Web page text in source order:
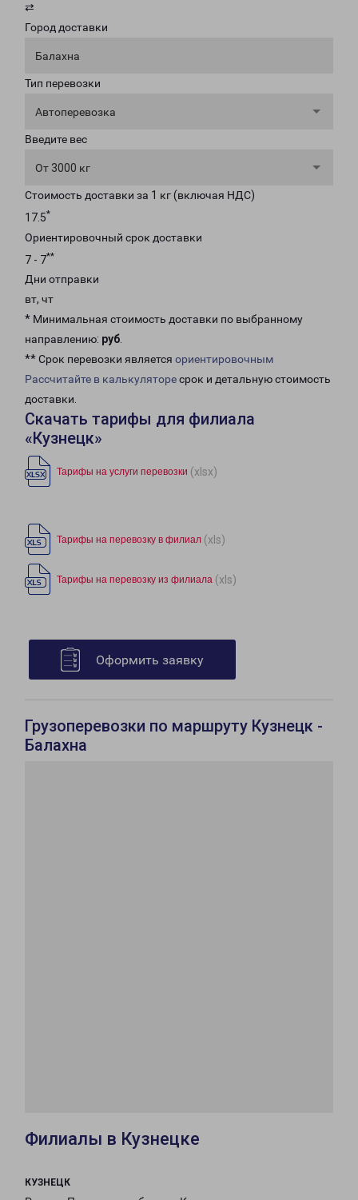
⇄
Город доставки
Балахна
Тип перевозки
Автоперевозка
Введите вес
От 3000 кг
Стоимость доставки за 1 кг (включая НДС)
17.5*
Ориентировочный срок доставки
7 - 7**
Дни отправки
вт, чт
* Минимальная стоимость доставки по выбранному
направлению: руб.
** Срок перевозки является ориентировочным
Рассчитайте в калькуляторесрок и детальную стоимость
доставки.
Скачать тарифы для филиала
«Кузнецк»
Тарифы на услуги перевозки (xlsx)
Тарифы на перевозку в филиал (xls)
Тарифы на перевозку из филиала (xls)
Оформить заявку
Грузоперевозки по маршруту Кузнецк -
Балахна
Филиалы в Кузнецке
КУЗНЕЦК